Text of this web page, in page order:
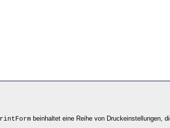
beinhaltet eine Reihe von Druckeinstellungen,